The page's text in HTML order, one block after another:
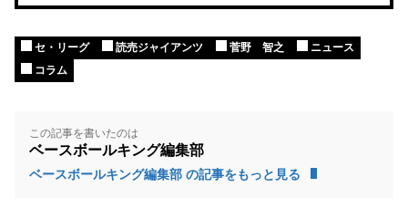
セ・リーグ 読売ジャイアンツ 菅野 智之
ニュース
コラム
この記事を書いたのは
ベースボールキング編集部
ベースボールキング編集部 の記事をもっと見る